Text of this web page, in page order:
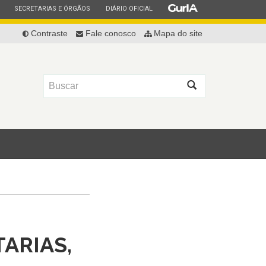
ESTADO
SECRETARIAS E ÓRGÃOS ESTADO
DIÁRIO OFICIAL ESTADO
Contraste Fale conosco Mapa do site
Buscar